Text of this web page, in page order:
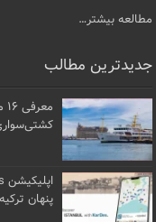
مطالعه بیشتر…
جدیدترین مطالب
پنهان ترکیه